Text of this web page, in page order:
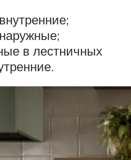
в лестничных